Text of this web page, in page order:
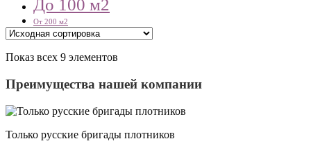
До 100 м2
От 200 м2
Показ всех 9 элементов
Преимущества нашей компании
Только русские бригады плотников